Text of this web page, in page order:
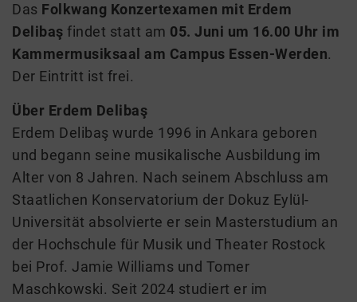
Das Folkwang Konzertexamen mit Erdem
Delibaş findet statt am 05. Juni um 16.00 Uhr im
Kammermusiksaal am Campus Essen-Werden.
Der Eintritt ist frei.
Über Erdem Delibaş
Erdem Delibaş wurde 1996 in Ankara geboren
und begann seine musikalische Ausbildung im
Alter von 8 Jahren. Nach seinem Abschluss am
Staatlichen Konservatorium der Dokuz Eylül-
Universität absolvierte er sein Masterstudium an
der Hochschule für Musik und Theater Rostock
bei Prof. Jamie Williams und Tomer
Maschkowski. Seit 2024 studiert er im